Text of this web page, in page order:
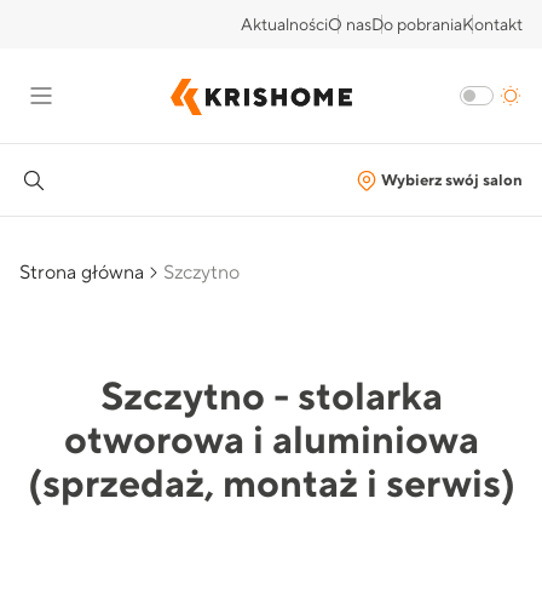
AktualnościO nasDo pobraniaKontakt
Wybierz swój salon
Strona główna Szczytno
Szczytno - stolarka
otworowa i aluminiowa
(sprzedaż, montaż i serwis)